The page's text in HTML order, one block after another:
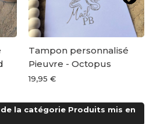
Tampon personnalisé
Pieuvre - Octopus
19,95 €
la catégorie Produits mis en